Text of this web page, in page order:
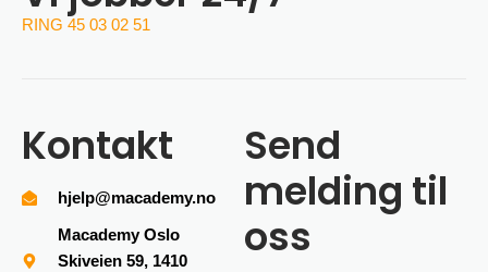
RING 45 03 02 51
Kontakt
hjelp@macademy.no
Macademy Oslo
Skiveien 59, 1410
Send
melding til
oss